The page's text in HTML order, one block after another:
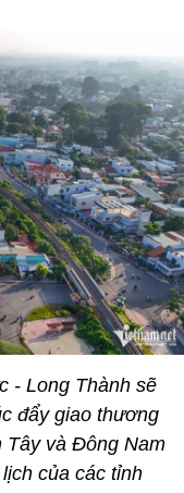
- Long Thành sẽ
đẩy giao thương
Tây và Đông Nam
của các tỉnh